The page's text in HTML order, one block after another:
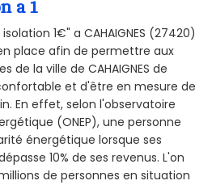
a 1
1€" a CAHAIGNES (27420)
place afin de permettre aux
de la ville de CAHAIGNES de
et d'être en mesure de
En effet, selon l'observatoire
(ONEP), une personne
énergétique lorsque ses
10% de ses revenus. L'on
de personnes en situation